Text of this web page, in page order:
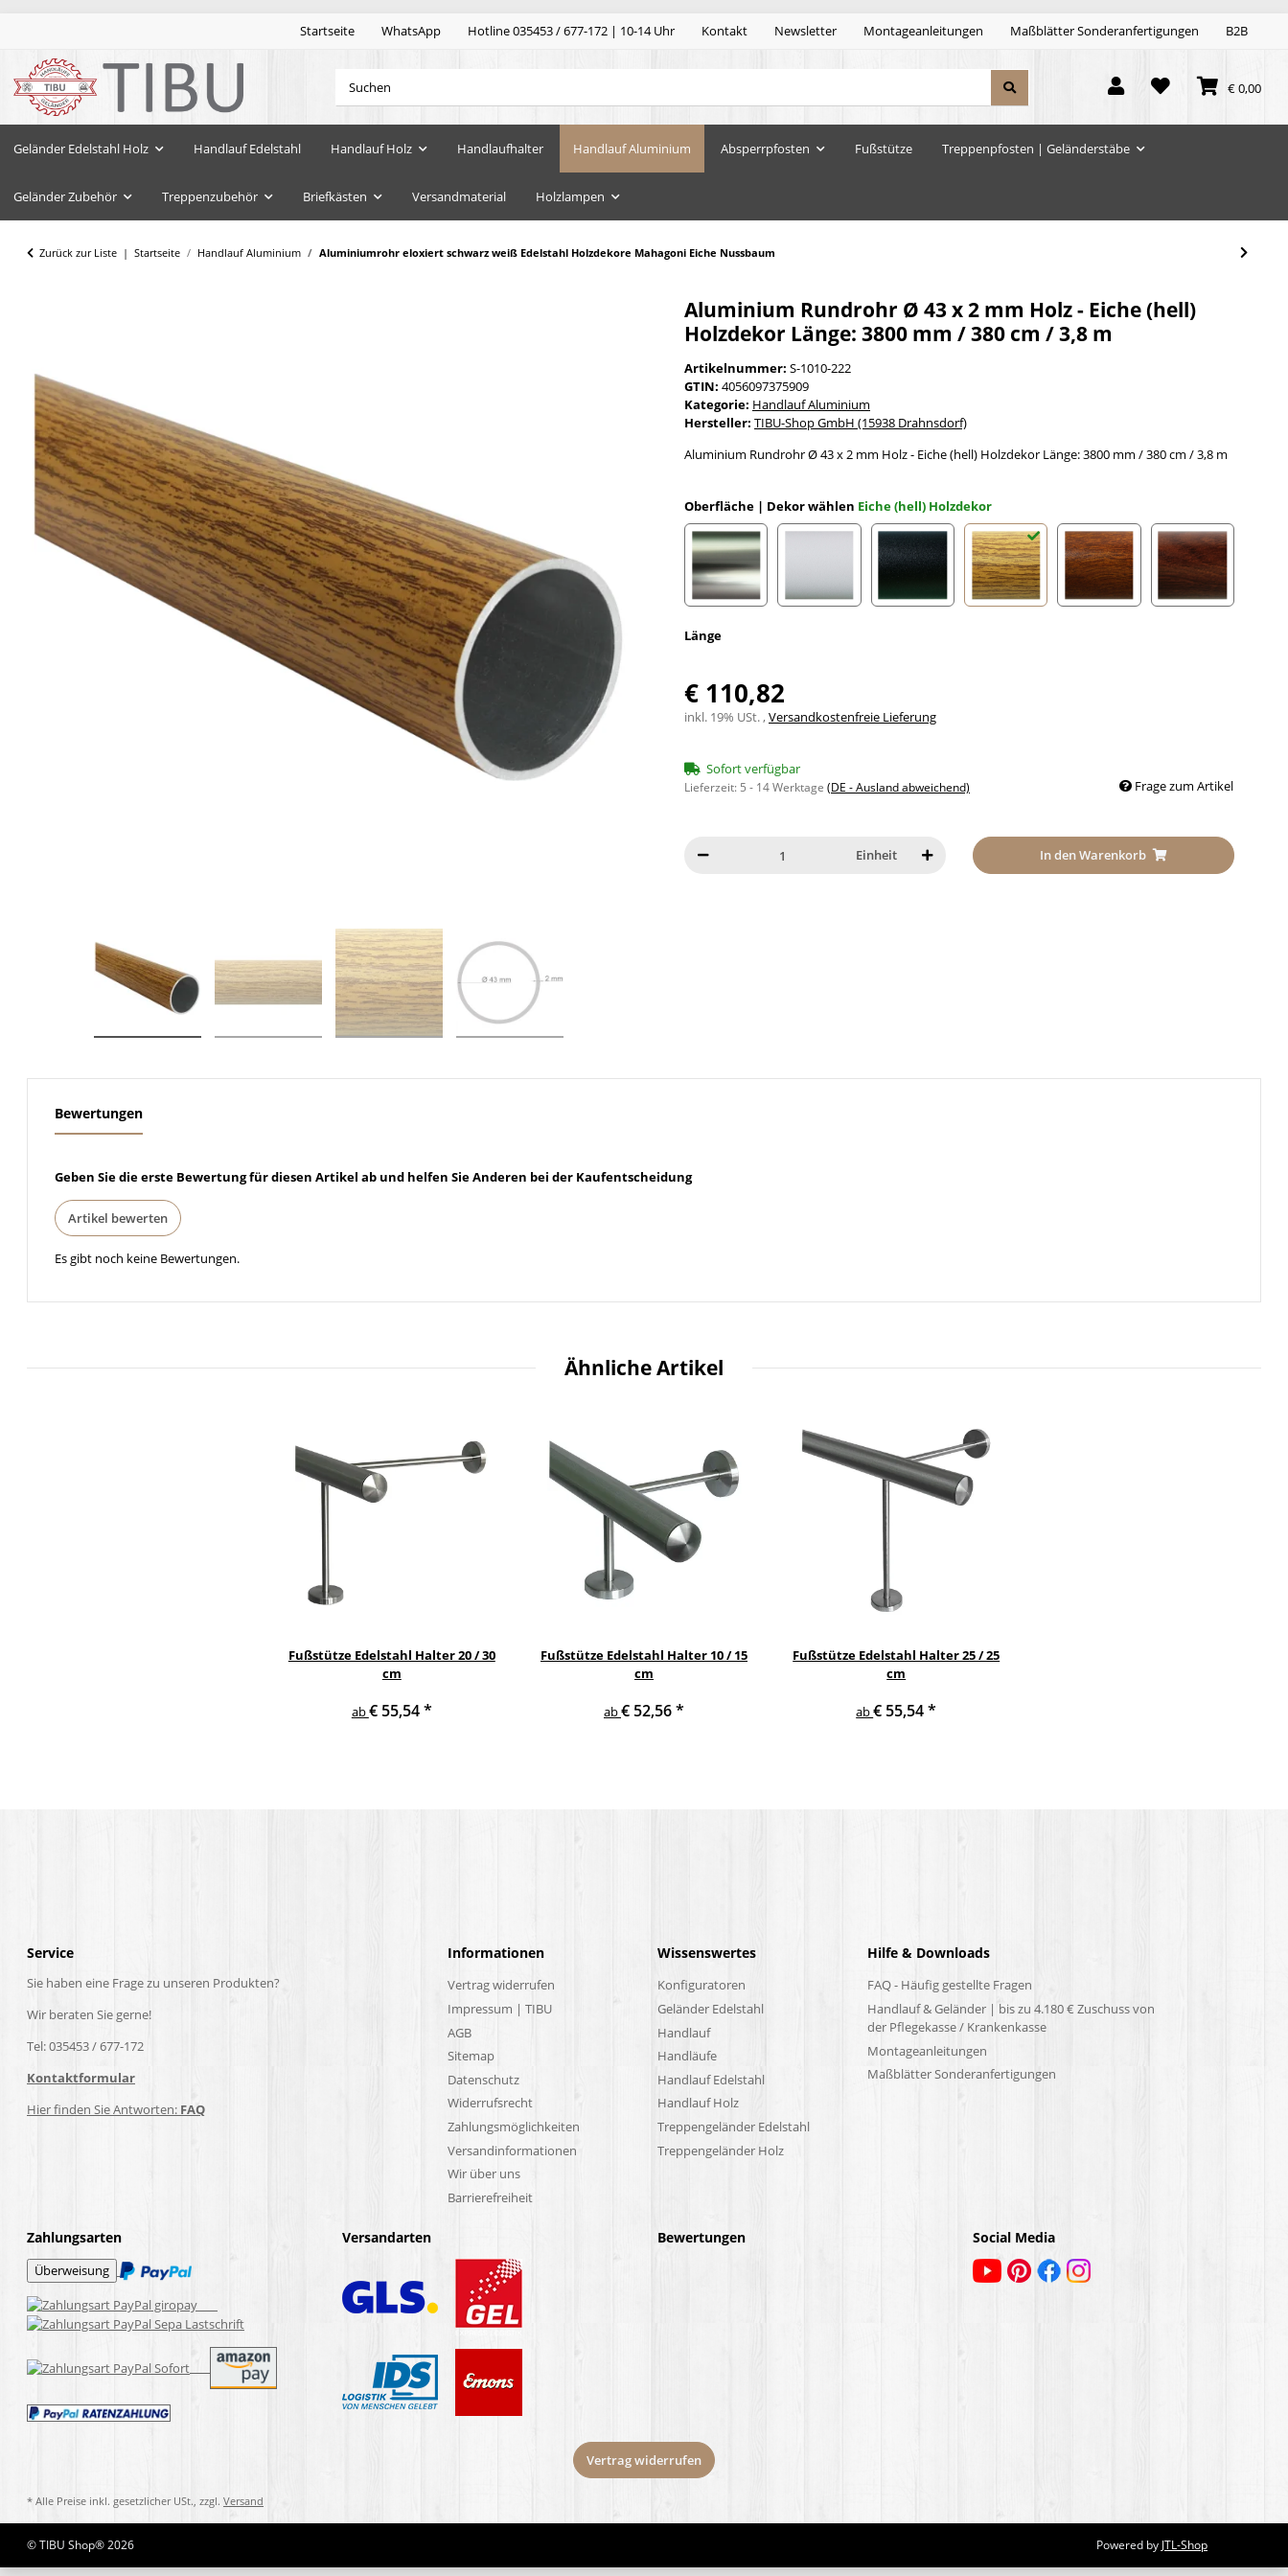
Startseite WhatsApp Hotline 035453 / 677-172 | 10-14 Uhr Kontakt Newsletter Montageanleitungen Maßblätter Sonderanfertigungen B2B
€ 0,00
Geländer Edelstahl Holz Handlauf Edelstahl Handlauf Holz Handlaufhalter Handlauf Aluminium Absperrpfosten Fußstütze Treppenpfosten | Geländerstäbe
Geländer Zubehör Treppenzubehör Briefkästen Versandmaterial Holzlampen
Zurück zur Liste Startseite Handlauf Aluminium Aluminiumrohr eloxiert schwarz weiß Edelstahl Holzdekore Mahagoni Eiche Nussbaum
Aluminium Rundrohr Ø 43 x 2 mm Holz - Eiche (hell)
Holzdekor Länge: 3800 mm / 380 cm / 3,8 m
Artikelnummer: S-1010-222
GTIN: 4056097375909
Kategorie: Handlauf Aluminium
Hersteller: TIBU-Shop GmbH (15938 Drahnsdorf)
Aluminium Rundrohr Ø 43 x 2 mm Holz - Eiche (hell) Holzdekor Länge: 3800 mm / 380 cm / 3,8 m
Oberfläche | Dekor wählen Eiche (hell) Holzdekor
Länge
€ 110,82
inkl. 19% USt. ,Versandkostenfreie Lieferung
Sofort verfügbar
Lieferzeit: 5 - 14 Werktage (DE - Ausland abweichend) Frage zum Artikel
Einheit In den Warenkorb
Bewertungen
Geben Sie die erste Bewertung für diesen Artikel ab und helfen Sie Anderen bei der Kaufentscheidung
Artikel bewerten
Es gibt noch keine Bewertungen.
Ähnliche Artikel
Fußstütze Edelstahl Halter 20 / 30
cm
ab€ 55,54*
Fußstütze Edelstahl Halter 10 / 15
cm
ab€ 52,56*
Fußstütze Edelstahl Halter 25 / 25
cm
ab€ 55,54*
Service
Sie haben eine Frage zu unseren Produkten?
Wir beraten Sie gerne!
Tel: 035453 / 677-172
Kontaktformular
Hier finden Sie Antworten: FAQ
Informationen
Vertrag widerrufen
Impressum | TIBU
AGB
Sitemap
Datenschutz
Widerrufsrecht
Zahlungsmöglichkeiten
Versandinformationen
Wir über uns
Barrierefreiheit
Wissenswertes
Konfiguratoren
Geländer Edelstahl
Handlauf
Handläufe
Handlauf Edelstahl
Handlauf Holz
Treppengeländer Edelstahl
Treppengeländer Holz
Hilfe & Downloads
FAQ - Häufig gestellte Fragen
Handlauf & Geländer | bis zu 4.180 € Zuschuss von
der Pflegekasse / Krankenkasse
Montageanleitungen
Maßblätter Sonderanfertigungen
Zahlungsarten Versandarten Bewertungen Social Media
Vertrag widerrufen
* Alle Preise inkl. gesetzlicher USt., zzgl. Versand
© TIBU Shop® 2026 Powered byJTL-Shop